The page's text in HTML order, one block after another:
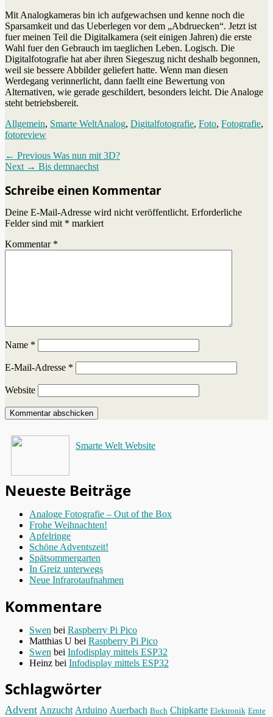
Mit Analogkameras bin ich aufgewachsen und kenne noch die
Sparsamkeit und das Ueberlegen vor dem „Abdruecken“. Jetzt ist
fuer meinen Teil die Digitalkamera (seit einigen Jahren) die erste
Wahl fuer den Gebrauch im taeglichen Leben. Logisch. Die
Digitalfotografie hat aber ihren Siegeszug nicht deshalb begonnen,
weil sie bessere Abbilder geliefert hatte. Wenn man diesen
Werdegang verinnerlicht, dann faellt eine Bewertung von
Alternativen, wie gerade geschildert, besonders leicht. Die Analoge
steht betriebsbereit.
Categories
Allgemein, Smarte WeltTags
Analog, Digitalfotografie, Foto, Fotografie,
fotoreview
Beitragsnavigation
← Previous Previous
post:
Was nun mit 3D?
Next → Next
Bis demnaechst
Schreibe einen Kommentar
Deine E-Mail-Adresse wird nicht veröffentlicht. Erforderliche
Felder sind mit * markiert
Kommentar *
Name *
E-Mail-Adresse *
Website
Smarte Welt Website
Neueste Beiträge
Analoge Fotografie – Out of the Box
Frohe Weihnachten!
Apfelringe
Schöne Adventszeit!
Spätsommergarten
In Greiz unterwegs
Neue Infrarotaufnahmen
Kommentare
Swen bei Raspberry Pi Pico
Matthias U bei Raspberry Pi Pico
Swen bei Infodisplay mittels ESP32
Heinz bei Infodisplay mittels ESP32
Schlagwörter
Advent Anzucht Arduino Auerbach Buch Chipkarte Elektronik Ernte